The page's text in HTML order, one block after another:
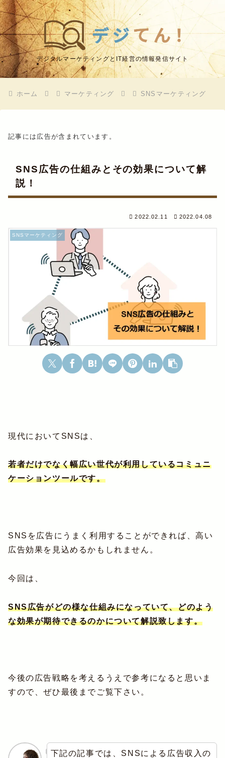
デジタルマーケティングとIT経営の情報発信サイト
ホーム マーケティング SNSマーケティング
記事には広告が含まれています。
SNS広告の仕組みとその効果について解
説！
2022.02.11 2022.04.08
SNSマーケティング
現代においてSNSは、
若者だけでなく幅広い世代が利用しているコミュニ
ケーションツールです。
SNSを広告にうまく利用することができれば、高い
広告効果を見込めるかもしれません。
今回は、
SNS広告がどの様な仕組みになっていて、どのよう
な効果が期待できるのかについて解説致します。
今後の広告戦略を考えるうえで参考になると思いま
すので、ぜひ最後までご覧下さい。
下記の記事では、SNSによる広告収入の